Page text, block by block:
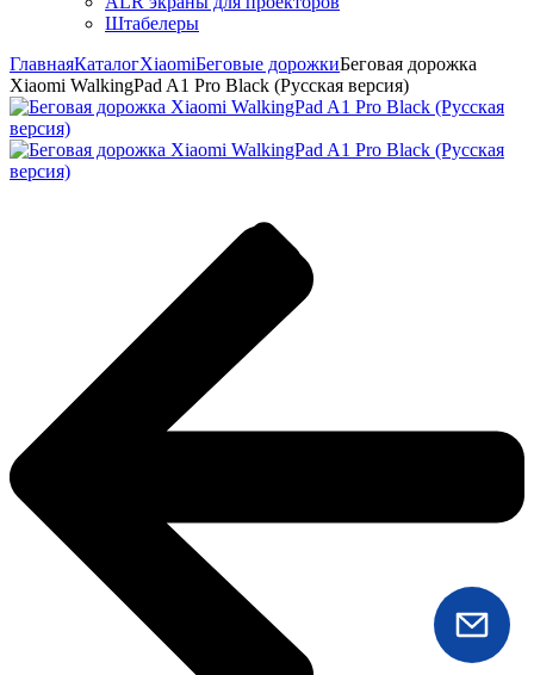
Штабелеры
ГлавнаяКаталогXiaomiБеговые дорожкиБеговая дорожка
Xiaomi WalkingPad A1 Pro Black (Русская версия)